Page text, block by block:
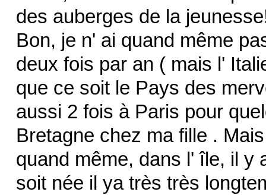
des auberges de la
Bon, je n' ai quand même
deux fois par an ( mais l'
que ce soit le Pays des
aussi 2 fois à Paris pour
Bretagne chez ma fille .
quand même, dans l' île, il y
soit née il ya très très